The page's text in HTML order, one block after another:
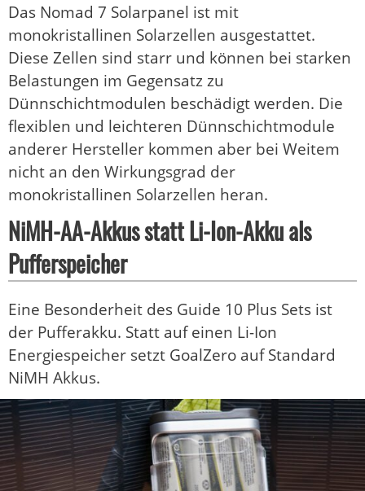
Das Nomad 7 Solarpanel ist mit
monokristallinen Solarzellen ausgestattet.
Diese Zellen sind starr und können bei starken
Belastungen im Gegensatz zu
Dünnschichtmodulen beschädigt werden. Die
flexiblen und leichteren Dünnschichtmodule
anderer Hersteller kommen aber bei Weitem
nicht an den Wirkungsgrad der
monokristallinen Solarzellen heran.
NiMH-AA-Akkus statt Li-Ion-Akku als
Pufferspeicher
Eine Besonderheit des Guide 10 Plus Sets ist
der Pufferakku. Statt auf einen Li-Ion
Energiespeicher setzt GoalZero auf Standard
NiMH Akkus.